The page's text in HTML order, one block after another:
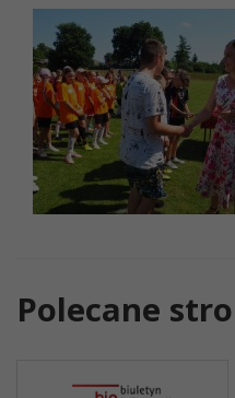
Polecane